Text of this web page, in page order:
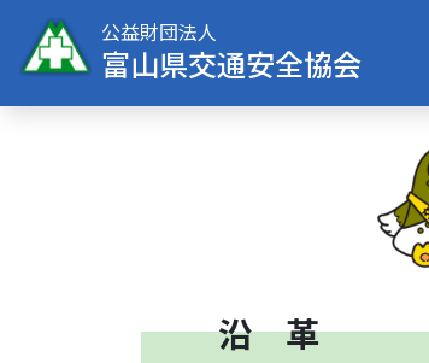
公益財団法人
富山県交通安全協会
沿 革